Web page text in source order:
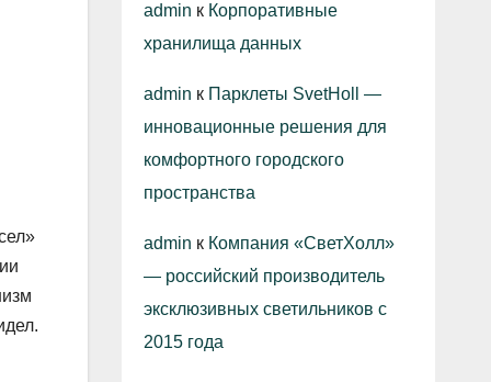
admin к Корпоративные
хранилища данных
admin к Парклеты SvetHoll —
инновационные решения для
комфортного городского
пространства
admin к Компания «СветХолл»
— российский производитель
эксклюзивных светильников с
2015 года